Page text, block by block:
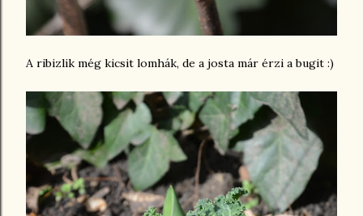
A ribizlik még kicsit lomhák, de a josta már érzi a bugit :)